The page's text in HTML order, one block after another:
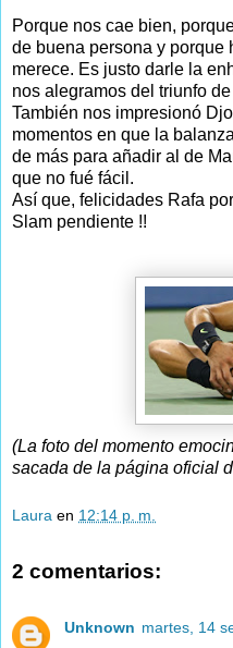
Porque nos cae bien,
de buena persona y porque
merece. Es justo darle la
nos alegramos del triunfo
También nos impresionó
momentos en que la
de más para añadir al de
que no fué fácil.
Así que, felicidades Rafa
Slam pendiente !!
(La foto del momento
sacada de la página oficial
Laura en 12:14 p. m.
2 comentarios:
Unknown martes, 14